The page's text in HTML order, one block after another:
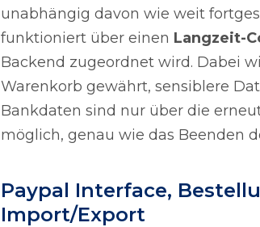
unabhängig davon wie weit
funktioniert über einen Langzeit-
Backend zugeordnet wird. Dabei
Warenkorb gewährt, sensiblere
Bankdaten sind nur über die
möglich, genau wie das Beenden
Paypal Interface,
Import/Export